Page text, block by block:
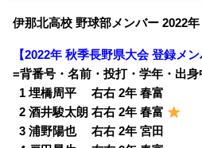
伊那北高校 野球部メンバー 2022年
【2022年 秋季長野県大会 登録メン
=背番号・名前・投打・学年・出身
1 埋橋周平 右右 2年 春富
02 酒井駿太朗 右右 2年 春富
03 浦野陽也 右右 2年 宮田